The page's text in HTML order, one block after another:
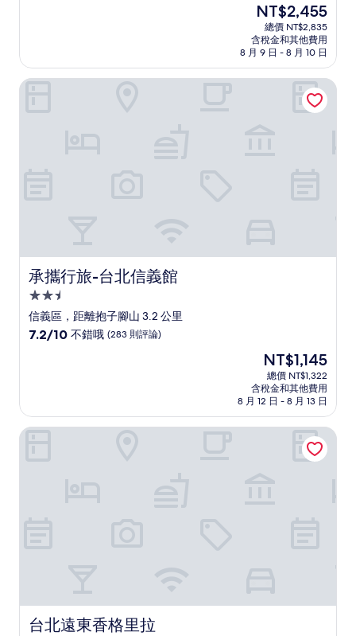
非
常
現
在
價
格
為
NT$2,455
NT$2,455
總價 NT$2,835
含稅金和其他費用
8 月 9 日 - 8 月 10 日
承攜行旅-台北信義館
承攜行旅-台北信義館
2.5
星
級
信義區，距離抱子腳山 3.2 公里
7.2
不
錯
7.2/10 不錯哦 (283 則評論)
現
在
價
格
為
NT$1,145
NT$1,145
總價 NT$1,322
含稅金和其他費用
8 月 12 日 - 8 月 13 日
承攜行旅-台北信義館
台北遠東香格里拉
台北遠東香格里拉
台北遠東香格里拉